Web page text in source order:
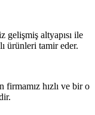
gelişmiş altyapısı ile
ürünleri tamir eder.
hızlı ve bir o